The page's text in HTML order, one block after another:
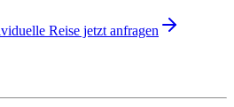
Reise jetzt anfragen